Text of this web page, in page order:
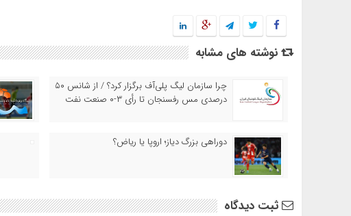
نوشته های مشابه
چرا سازمان لیگ پلی‌آف برگزار کرد؟ / از شانس ۵۰
درصدی مس رفسنجان تا رأی ۳-۰ صنعت نفت
دوراهی بزرگ دیاز؛ اروپا یا ریاض؟
ثبت دیدگاه